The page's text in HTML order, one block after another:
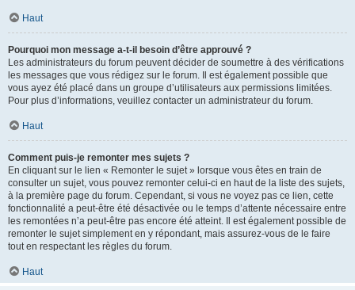
Haut
Pourquoi mon message a-t-il besoin d’être approuvé ?
Les administrateurs du forum peuvent décider de soumettre à des vérifications
les messages que vous rédigez sur le forum. Il est également possible que
vous ayez été placé dans un groupe d’utilisateurs aux permissions limitées.
Pour plus d’informations, veuillez contacter un administrateur du forum.
Haut
Comment puis-je remonter mes sujets ?
En cliquant sur le lien « Remonter le sujet » lorsque vous êtes en train de
consulter un sujet, vous pouvez remonter celui-ci en haut de la liste des sujets,
à la première page du forum. Cependant, si vous ne voyez pas ce lien, cette
fonctionnalité a peut-être été désactivée ou le temps d’attente nécessaire entre
les remontées n’a peut-être pas encore été atteint. Il est également possible de
remonter le sujet simplement en y répondant, mais assurez-vous de le faire
tout en respectant les règles du forum.
Haut